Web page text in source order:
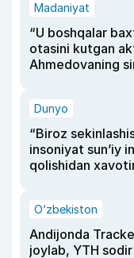
Madaniyat
“U boshqalar
otasini kutgan
Ahmedovaning
Dunyo
“Biroz
insoniyat sun’iy
qolishidan
O‘zbekiston
Andijonda
joylab, YTH